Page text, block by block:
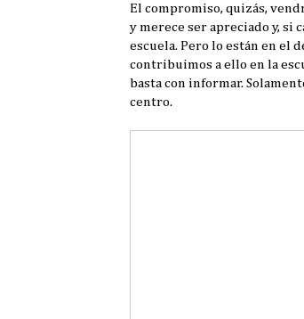
El compromiso, quizás,
y merece ser apreciado y, si
escuela. Pero lo están en el
contribuimos a ello en la
basta con informar.
centro.